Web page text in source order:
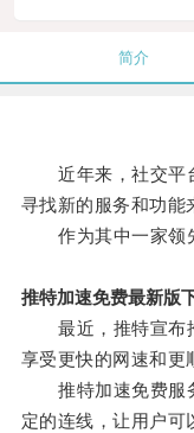
简介
近年来，社交平台
寻找新的服务和功能
作为其中一家领先
推特加速免费最新版
最近，推特宣布推
享受更快的网速和更
推特加速免费服务
定的连线，让用户可